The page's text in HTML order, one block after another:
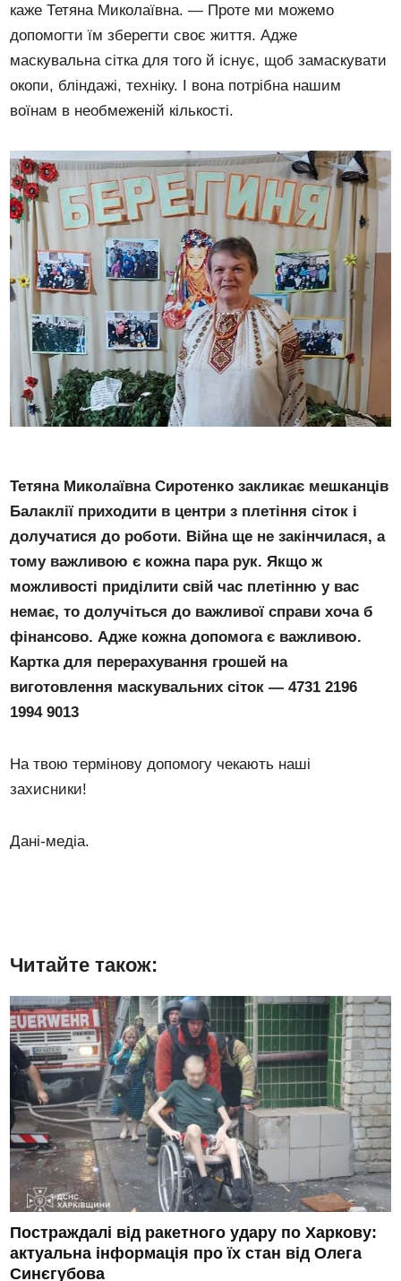
каже Тетяна Миколаївна. — Проте ми можемо
допомогти їм зберегти своє життя. Адже
маскувальна сітка для того й існує, щоб замаскувати
окопи, бліндажі, техніку. І вона потрібна нашим
воїнам в необмеженій кількості.
Тетяна Миколаївна Сиротенко закликає мешканців
Балаклії приходити в центри з плетіння сіток і
долучатися до роботи. Війна ще не закінчилася, а
тому важливою є кожна пара рук. Якщо ж
можливості приділити свій час плетінню у вас
немає, то долучіться до важливої справи хоча б
фінансово. Адже кожна допомога є важливою.
Картка для перерахування грошей на
виготовлення маскувальних сіток — 4731 2196
1994 9013
На твою термінову допомогу чекають наші
захисники!
Дані-медіа.
Читайте також:
Постраждалі від ракетного удару по Харкову:
актуальна інформація про їх стан від Олега
Синєгубова